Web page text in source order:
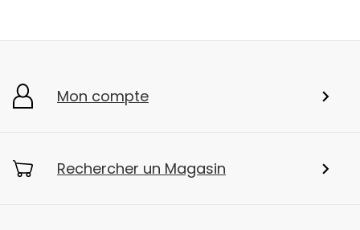
Mon compte
Rechercher un Magasin